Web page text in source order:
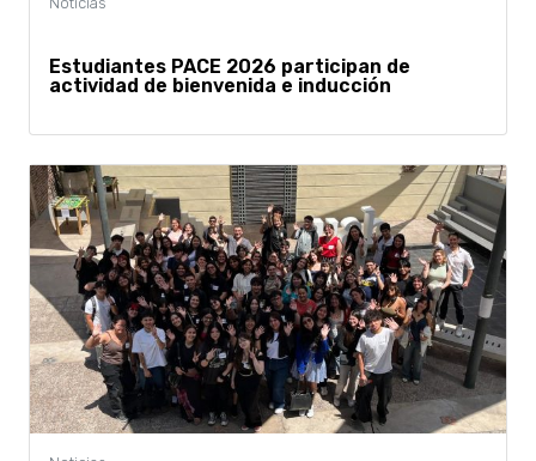
Estudiantes PACE 2026 participan de
actividad de bienvenida e inducción